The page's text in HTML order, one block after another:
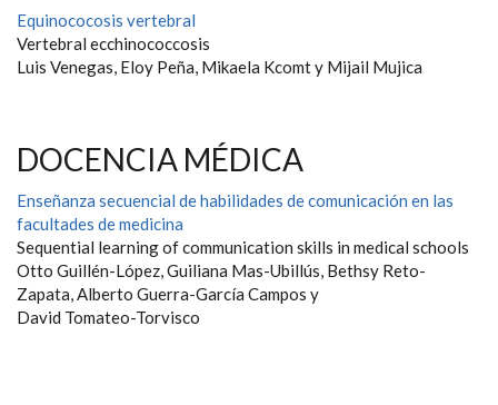
Equinococosis vertebral
Vertebral ecchinococcosis
Luis Venegas, Eloy Peña, Mikaela Kcomt y Mijail Mujica
DOCENCIA MÉDICA
Enseñanza secuencial de habilidades de comunicación en las
facultades de medicina
Sequential learning of communication skills in medical schools
Otto Guillén-López, Guiliana Mas-Ubillús, Bethsy Reto-
Zapata, Alberto Guerra-García Campos y
David Tomateo-Torvisco